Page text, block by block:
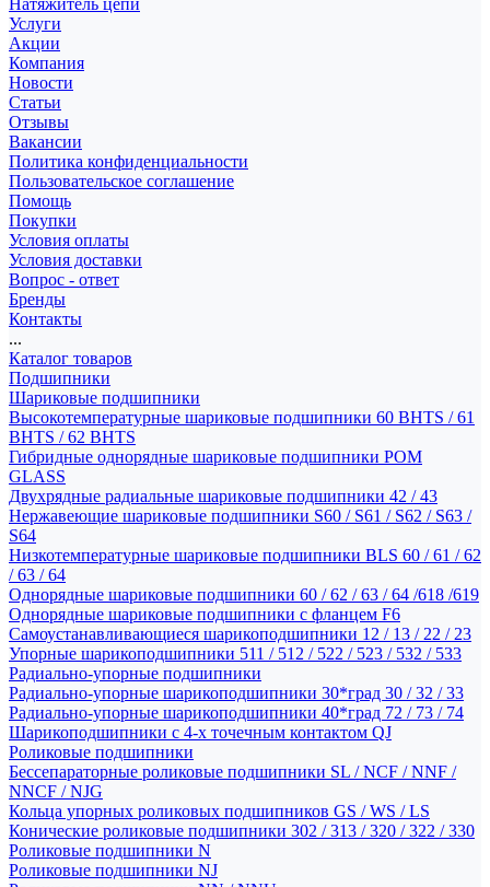
Натяжитель цепи
Услуги
Акции
Компания
Новости
Статьи
Отзывы
Вакансии
Политика конфиденциальности
Пользовательское соглашение
Помощь
Покупки
Условия оплаты
Условия доставки
Вопрос - ответ
Бренды
Контакты
...
Каталог товаров
Подшипники
Шариковые подшипники
Высокотемпературные шариковые подшипники 60 BHTS / 61
BHTS / 62 BHTS
Гибридные однорядные шариковые подшипники POM
GLASS
Двухрядные радиальные шариковые подшипники 42 / 43
Нержавеющие шариковые подшипники S60 / S61 / S62 / S63 /
S64
Низкотемпературные шариковые подшипники BLS 60 / 61 / 62
/ 63 / 64
Однорядные шариковые подшипники 60 / 62 / 63 / 64 /618 /619
Однорядные шариковые подшипники с фланцем F6
Самоустанавливающиеся шарикоподшипники 12 / 13 / 22 / 23
Упорные шарикоподшипники 511 / 512 / 522 / 523 / 532 / 533
Радиально-упорные подшипники
Радиально-упорные шарикоподшипники 30*град 30 / 32 / 33
Радиально-упорные шарикоподшипники 40*град 72 / 73 / 74
Шарикоподшипники с 4-х точечным контактом QJ
Роликовые подшипники
Бессепараторные роликовые подшипники SL / NCF / NNF /
NNCF / NJG
Кольца упорных роликовых подшипников GS / WS / LS
Конические роликовые подшипники 302 / 313 / 320 / 322 / 330
Роликовые подшипники N
Роликовые подшипники NJ